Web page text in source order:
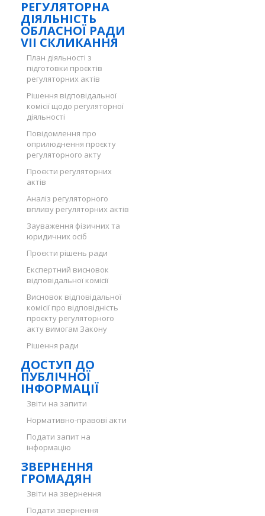
РЕГУЛЯТОРНА
ДІЯЛЬНІСТЬ
ОБЛАСНОЇ РАДИ
VII СКЛИКАННЯ
План діяльності з
підготовки проєктів
регуляторних актів
Рішення відповідальної
комісії щодо регуляторної
діяльності
Повідомлення про
оприлюднення проєкту
регуляторного акту
Проєкти регуляторних
актів
Аналіз регуляторного
впливу регуляторних актів
Зауваження фізичних та
юридичних осіб
Проєкти рішень ради
Експертний висновок
відповідальної комісії
Висновок відповідальної
комісії про відповідність
проєкту регуляторного
акту вимогам Закону
Рішення ради
ДОСТУП ДО
ПУБЛІЧНОЇ
ІНФОРМАЦІЇ
Звіти на запити
Нормативно-правові акти
Подати запит на
інформацію
ЗВЕРНЕННЯ
ГРОМАДЯН
Звіти на звернення
Подати звернення